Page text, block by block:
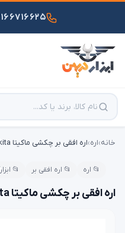
خانه›اره›اره افقی بر چکشی ماکیتا jr3070ct makita
📂 اره 📂 اره افقی بر 📂
اره افقی بر چکشی ماکیتا jr3070ct makita